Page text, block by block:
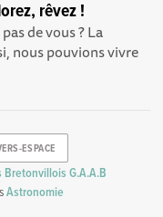
rêvez !
de vous ? La
nous pouvions vivre
ESPACE
G.A.A.B
Astronomie